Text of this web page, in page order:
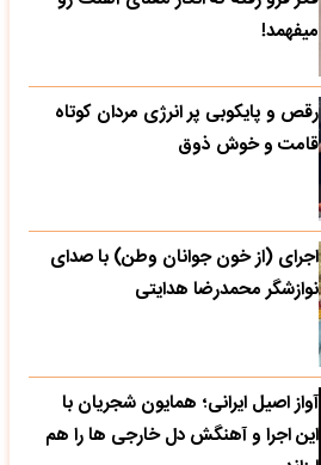
میفهمد!
رقص و پایکوبی پر انرژی مردان کوتاه
قامت و خوش ذوق
اجرای (از خون جوانان وطن) با صدای
نوازشگر محمدرضا هدایتی
آواز اصیل ایرانی؛ همایون شجریان با
این اجرا و آهنگش دل خارجی ها را هم